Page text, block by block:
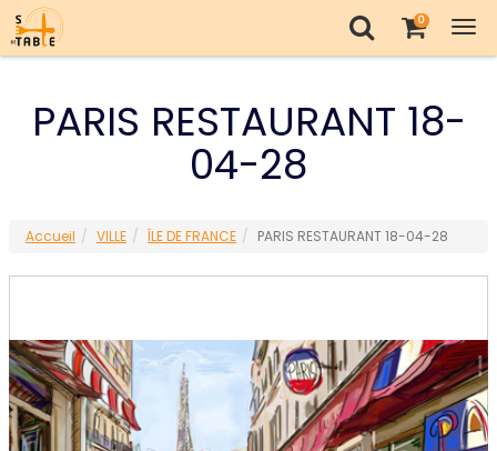
0
PARIS RESTAURANT 18-
04-28
Accueil VILLE ÎLE DE FRANCE PARIS RESTAURANT 18-04-28